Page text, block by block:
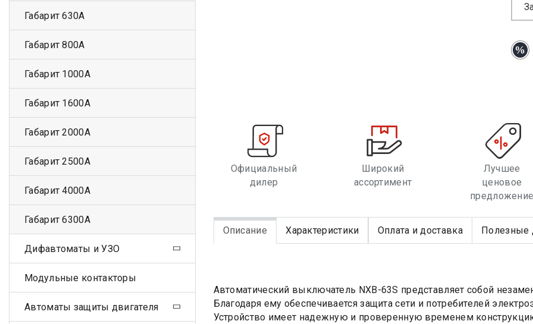
Официальный
дилер
Широкий
ассортимент
Лучшее
ценовое
предложение
Описание Характеристики Оплата и доставка Полезные
Автоматический выключатель NXB-63S представляет собой
Благодаря ему обеспечивается защита сети и потребителей
Устройство имеет надежную и проверенную временем
Габарит 630А
Габарит 800А
Габарит 1000А
Габарит 1600А
Габарит 2000А
Габарит 2500А
Габарит 4000А
Габарит 6300А
Дифавтоматы и УЗО
Модульные контакторы
Автоматы защиты двигателя